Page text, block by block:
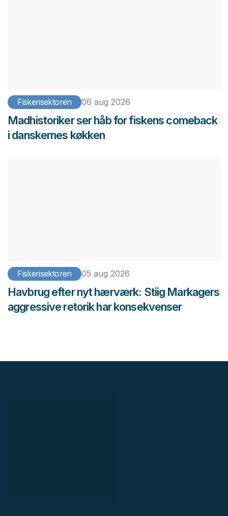
Fiskerisektoren 06 aug 2026
Madhistoriker ser håb for fiskens comeback
i danskernes køkken
Fiskerisektoren 05 aug 2026
Havbrug efter nyt hærværk: Stiig Markagers
aggressive retorik har konsekvenser